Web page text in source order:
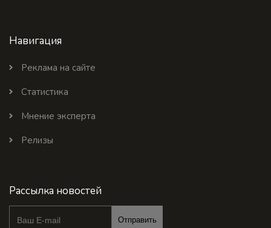
Навигация
Реклама на сайте
Статистика
Мнение эксперта
Релизы
Рассылка новостей
Отправить